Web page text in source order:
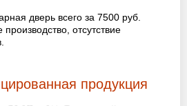
дверь всего за 7500 руб.
отсутствие
продукция